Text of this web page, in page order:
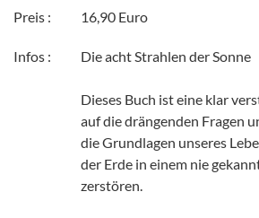
Preis : 16,90 Euro
Infos : Die acht Strahlen der Sonne
Dieses Buch ist eine klar
auf die drängenden Fragen
die Grundlagen unseres
der Erde in einem nie
zerstören.